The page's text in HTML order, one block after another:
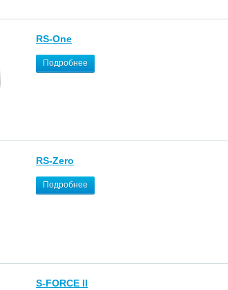
RS-One
Подробнее
RS-Zero
Подробнее
S-FORCE II